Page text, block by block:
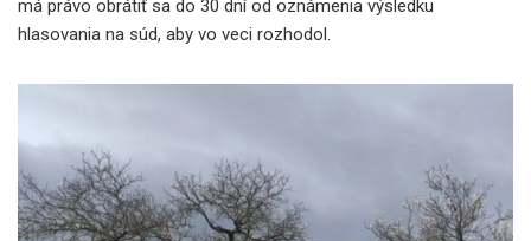
má právo obrátiť sa do 30 dní od oznámenia výsledku
hlasovania na súd, aby vo veci rozhodol.